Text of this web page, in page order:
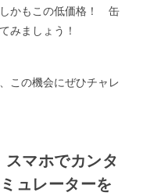
かもこの低価格！ 缶
みましょう！
この機会にぜひチャレ
マホでカンタ
ュレーターを